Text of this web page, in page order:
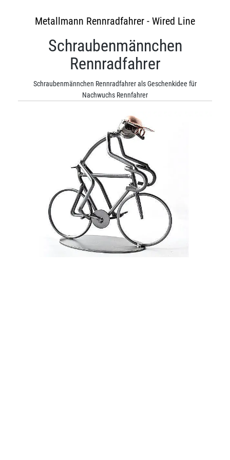
Metallmann Rennradfahrer - Wired Line
Schraubenmännchen
Rennradfahrer
Schraubenmännchen Rennradfahrer als Geschenkidee für
Nachwuchs Rennfahrer